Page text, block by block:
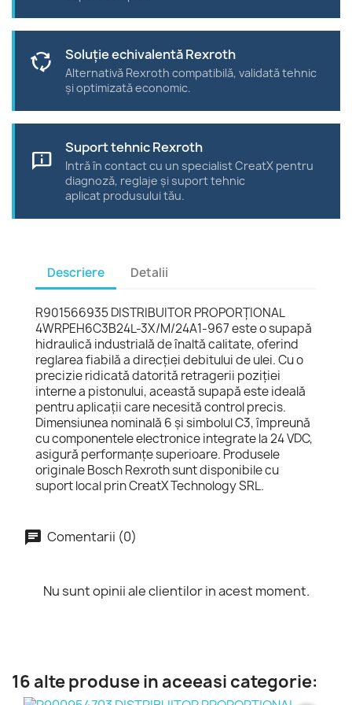
cycle Soluție echivalentă Rexroth
Alternativă Rexroth compatibilă, validată tehnic
și optimizată economic.
chat_info
Suport tehnic Rexroth
Intră în contact cu un specialist CreatX pentru
diagnoză, reglaje și suport tehnic
aplicat produsului tău.
Descriere Detalii
R901566935 DISTRIBUITOR PROPORŢIONAL
4WRPEH6C3B24L-3X/M/24A1-967 este o supapă
hidraulică industrială de înaltă calitate, oferind
reglarea fiabilă a direcției debitului de ulei. Cu o
precizie ridicată datorită retragerii poziției
interne a pistonului, această supapă este ideală
pentru aplicații care necesită control precis.
Dimensiunea nominală 6 și simbolul C3, împreună
cu componentele electronice integrate la 24 VDC,
asigură performanțe superioare. Produsele
originale Bosch Rexroth sunt disponibile cu
suport local prin CreatX Technology SRL.
Comentarii (0)
Nu sunt opinii ale clientilor in acest moment.
16 alte produse in aceeasi categorie: